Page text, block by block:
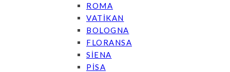
ROMA
VATİKAN
BOLOGNA
FLORANSA
SİENA
PİSA